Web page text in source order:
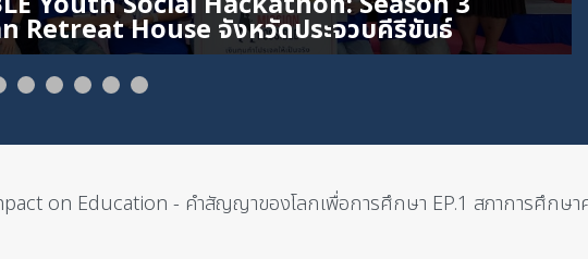
on Education - คำสัญญาของโลกเพื่อการศึกษา EP.1 สภาการศึกษา